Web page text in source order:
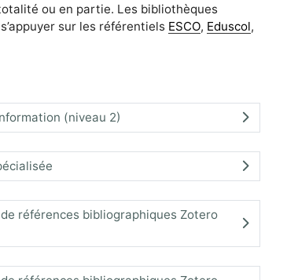
ou en partie. Les bibliothèques
sur les référentiels ESCO, Eduscol,
(niveau 2)
références bibliographiques Zotero